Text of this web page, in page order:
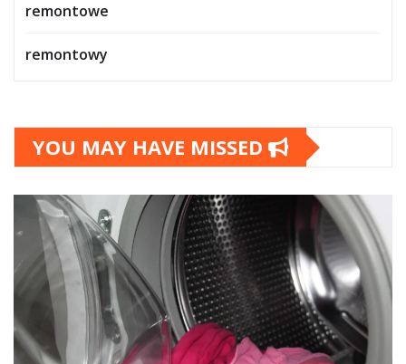
remontowe
remontowy
YOU MAY HAVE MISSED